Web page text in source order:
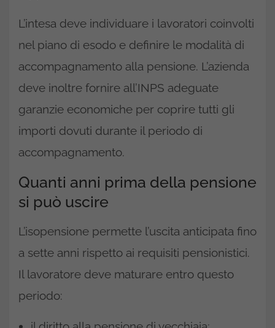
L’intesa deve individuare i lavoratori coinvolti
nel piano di esodo e definire le modalità di
accompagnamento alla pensione. L’azienda
deve inoltre fornire all’INPS adeguate
garanzie economiche per coprire tutti gli
importi dovuti durante il periodo di
accompagnamento.
Quanti anni prima della pensione
si può uscire
L’isopensione permette l’uscita anticipata fino
a sette anni rispetto ai requisiti pensionistici.
Il lavoratore deve maturare entro questo
periodo: